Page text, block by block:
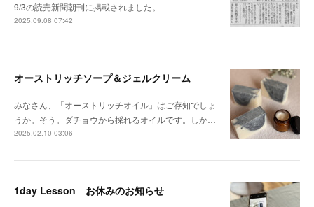
9/3の読売新聞朝刊に掲載されました。
2025.09.08 07:42
オーストリッチソープ＆ジェルクリーム
みなさん、「オーストリッチオイル」はご存知でしょ
うか。そう。ダチョウから採れるオイルです。しか…
2025.02.10 03:06
1day Lesson お休みのお知らせ